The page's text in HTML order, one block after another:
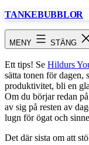
Hoppa
TANKEBUBBLOR
MENY STÄNG
Ett tips! Se Hildurs
sätta tonen för dagen,
produktivitet, bli en
Om du börjar redan
av sig på resten av
lugn för ögat och
Det där sista om att